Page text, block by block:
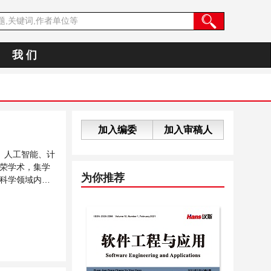
我 们
人工智能、计
学术，集学
学领域内不
加入编委 加入审稿人
为你推荐